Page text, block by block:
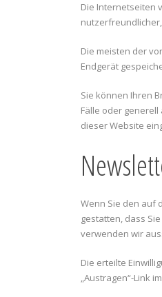
Die Internetseiten
Die meisten der
Endgerät
Sie können Ihren
Fälle oder
dieser Website
Wenn Sie den auf
gestatten, dass
verwenden wir
Die erteilte
„Austragen“-Link